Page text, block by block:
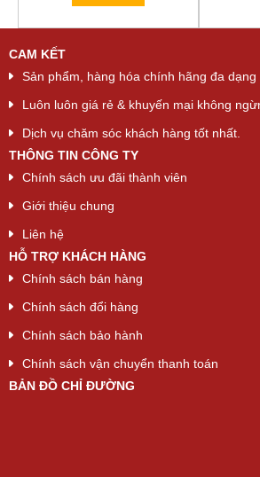
CAM KẾT
Sản phẩm, hàng hóa chính hãng đa dạng
Luôn luôn giá rẻ & khuyến mại không
Dịch vụ chăm sóc khách hàng tốt nhất.
THÔNG TIN CÔNG TY
Chính sách ưu đãi thành viên
Giới thiệu chung
Liên hệ
HỖ TRỢ KHÁCH HÀNG
Chính sách bán hàng
Chính sách đổi hàng
Chính sách bảo hành
Chính sách vận chuyển thanh toán
BẢN ĐỒ CHỈ ĐƯỜNG